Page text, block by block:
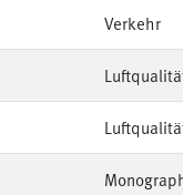
Verkehr
Luftqualität
Luftqualität